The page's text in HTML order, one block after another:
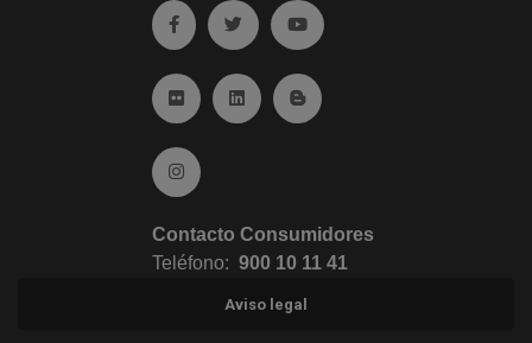
Ir a facebook (abre en ventana nueva)
Ir a twitter (abre en ventana nueva)
Ir a YouTube (abre en
Ir a Flickr (abre en ventana nueva)
Ir a Linkedin (abre en ventana nueva)
Ir al Blog (abre en ventana
Ir a Instagram (abre en ventana nueva)
Contacto Consumidores
Teléfono: 900 10 11 41
Aviso legal